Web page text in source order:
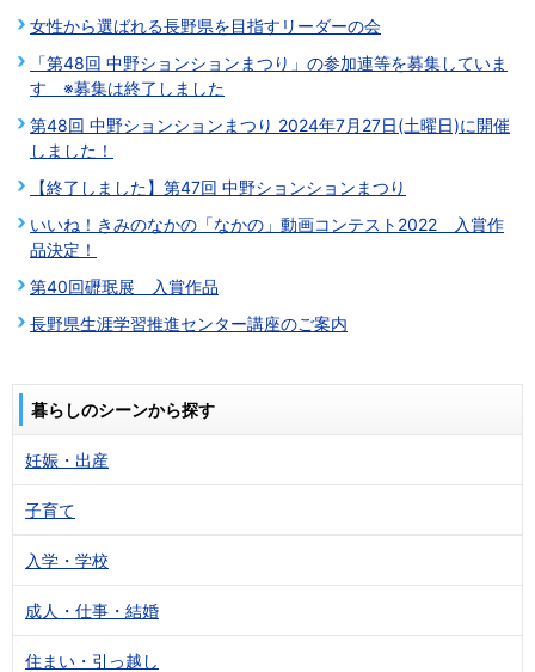
女性から選ばれる長野県を目指すリーダーの会
「第48回 中野ションションまつり」の参加連等を募集していま
す ※募集は終了しました
第48回 中野ションションまつり 2024年7月27日(土曜日)に開催
しました！
【終了しました】第47回 中野ションションまつり
いいね！きみのなかの「なかの」動画コンテスト2022 入賞作
品決定！
第40回礰珉展 入賞作品
長野県生涯学習推進センター講座のご案内
暮らしのシーンから探す
妊娠・出産
子育て
入学・学校
成人・仕事・結婚
住まい・引っ越し